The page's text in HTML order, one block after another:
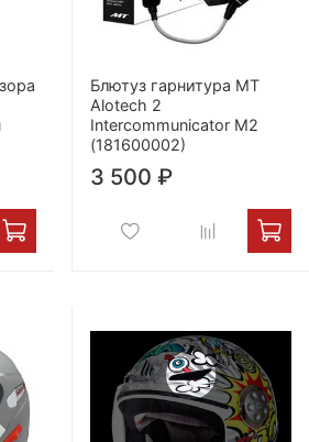
Блютуз гарнитура MT
Alotech 2
Intercommunicator M2
(181600002)
3 500 ₽